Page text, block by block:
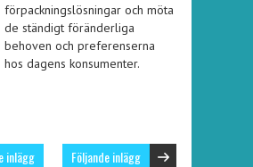
förpackningslösningar och möta
de ständigt föränderliga
behoven och preferenserna
hos dagens konsumenter.
inlägg Följande inlägg